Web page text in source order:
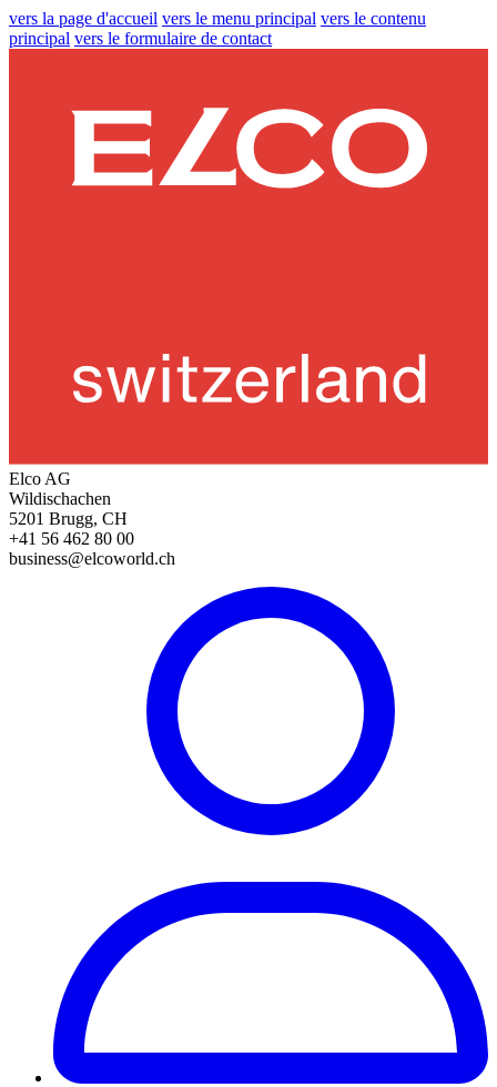
vers la page d'accueil vers le menu principal vers le contenu
principal vers le formulaire de contact
Elco AG
Wildischachen
5201 Brugg, CH
+41 56 462 80 00
business@elcoworld.ch